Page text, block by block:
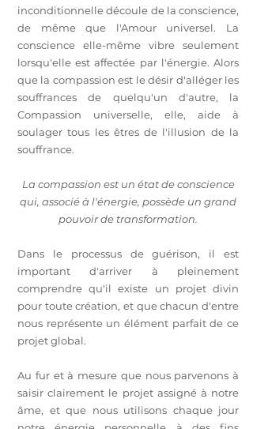
inconditionnelle découle de la conscience,
de même que l'Amour universel. La
conscience elle-même vibre seulement
lorsqu'elle est affectée par l'énergie. Alors
que la compassion est le désir d'alléger les
souffrances de quelqu'un d'autre, la
Compassion universelle, elle, aide à
soulager tous les êtres de l'illusion de la
souffrance.
La compassion est un état de conscience
qui, associé à l'énergie, possède un grand
pouvoir de transformation.
Dans le processus de guérison, il est
important d'arriver à pleinement
comprendre qu'il existe un projet divin
pour toute création, et que chacun d'entre
nous représente un élément parfait de ce
projet global.
Au fur et à mesure que nous parvenons à
saisir clairement le projet assigné à notre
âme, et que nous utilisons chaque jour